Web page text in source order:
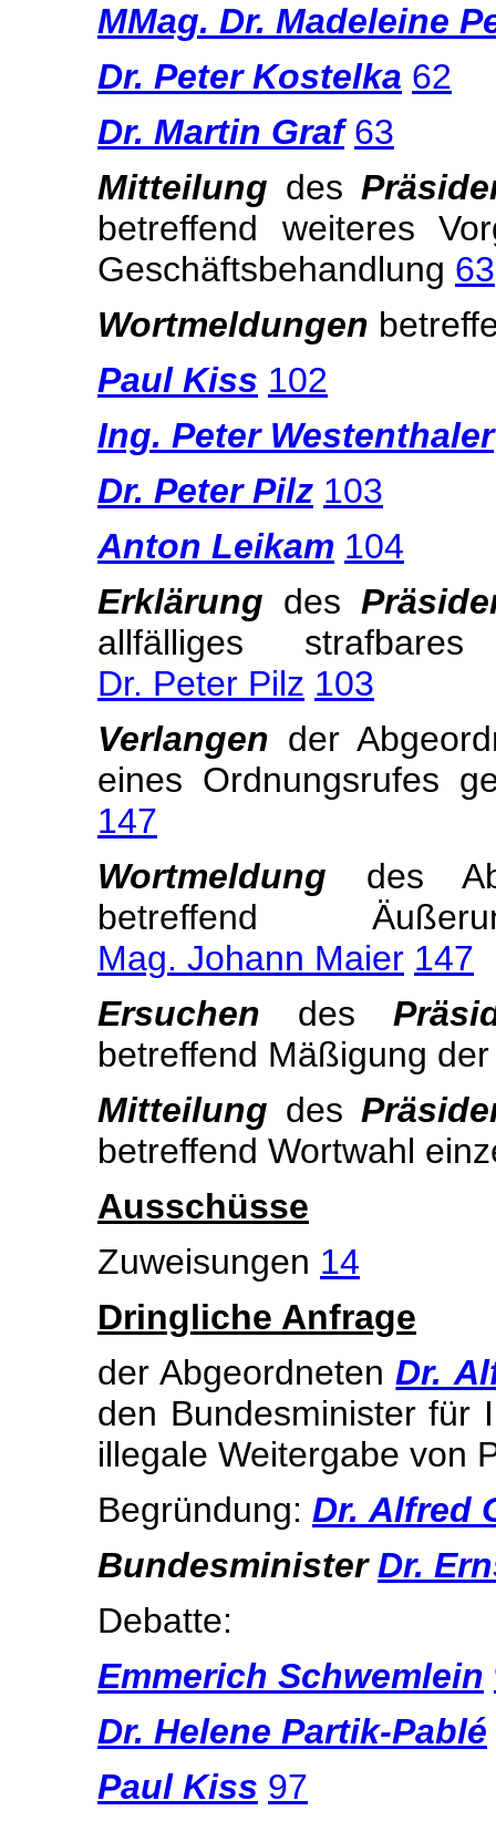
MMag. Dr. Madeleine
Dr. Peter Kostelka 62
Dr. Martin Graf 63
Mitteilung des
betreffend weiteres
Geschäftsbehandlung 63
Wortmeldungen
Paul Kiss 102
Ing. Peter Westenthaler
Dr. Peter Pilz 103
Anton Leikam 104
Erklärung des
allfälliges
Dr. Peter Pilz 103
Verlangen der
eines Ordnungsrufes
147
Wortmeldung
des
betreffend
Mag. Johann Maier 147
Ersuchen
des
betreffend Mäßigung
Mitteilung des
betreffend Wortwahl
Ausschüsse
Zuweisungen 14
Dringliche Anfrage
der AbgeordnetenDr.
den Bundesminister für
illegale Weitergabe von
Begründung: Dr. Alfred
BundesministerDr.
Debatte:
Emmerich Schwemlein
Dr. Helene Partik-Pablé
Paul Kiss 97